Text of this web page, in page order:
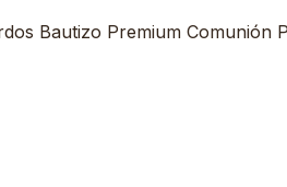
Bautizo Premium Comunión